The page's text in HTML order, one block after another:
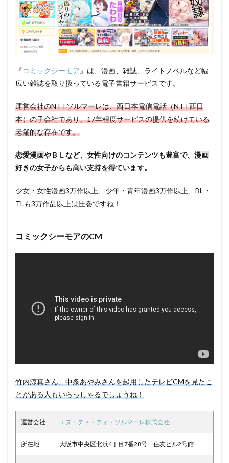
『コミックシーモア 』は、漫画、雑誌、ライトノベルなど幅
広い雑誌を取り扱っている電子書籍サービスです。
運営会社のNTTソルマーレは、西日本電信電話（NTT西日
本）の子会社であり、17年程度サービスの提供を続けている
老舗的な存在です。
恋愛漫画やＢＬなど、女性向けのコンテンツも豊富で、漫画
好きの女子からも高い支持を得ています。
少女・女性漫画3万作以上、少年・青年漫画3万作以上、BL・
TLも3万作品以上は圧巻ですね！
コミックシーモアのCM
竹内涼真さん、中条あやみさんを起用したテレビCMを見たこ
とがある人もいらっしゃるでしょうね！
運営会社 エヌ・ティ・ティ・ソルマーレ株式会社
所在地 大阪市中央区北浜4丁目7番28号 住友ビル2号館